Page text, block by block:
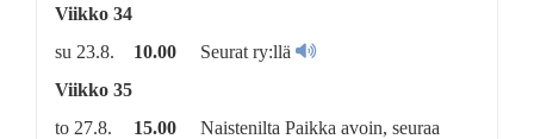
Viikko 34
su 23.8.
10.00
Seurat ry:llä
Viikko 35
to 27.8.
15.00
Naistenilta Paikka avoin, seuraa